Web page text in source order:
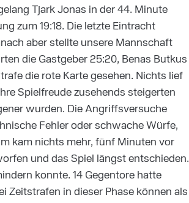
Tjark Jonas in der 44. Minute
zum 19:18. Die letzte Eintracht
aber stellte unsere Mannschaft
die Gastgeber 25:20, Benas Butkus
die rote Karte gesehen. Nichts lief
Spielfreude zusehends steigerten
wurden. Die Angriffsversuche
Fehler oder schwache Würfe,
kam nichts mehr, fünf Minuten vor
und das Spiel längst entschieden.
konnte. 14 Gegentore hatte
Zeitstrafen in dieser Phase können als